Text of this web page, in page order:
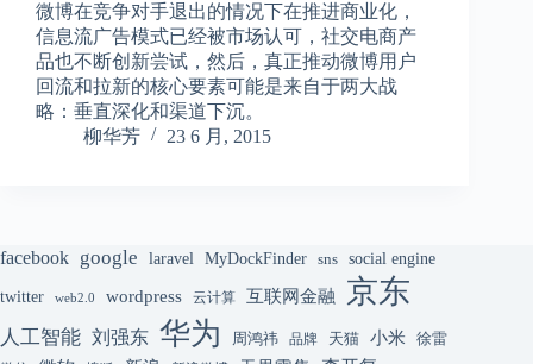
微博在竞争对手退出的情况下在推进商业化，
信息流广告模式已经被市场认可，社交电商产
品也不断创新尝试，然后，真正推动微博用户
回流和拉新的核心要素可能是来自于两大战
略：垂直深化和渠道下沉。
柳华芳
23 6 月, 2015
facebook google laravel MyDockFinder sns social engine
twitter web2.0 wordpress 云计算 互联网金融 京东
人工智能 刘强东 华为 周鸿祎 品牌 天猫 小米 徐雷